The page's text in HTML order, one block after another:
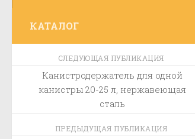
КАТАЛОГ
СЛЕДУЮЩАЯ ПУБЛИКАЦИЯ
Канистродержатель для одной
канистры 20-25 л, нержавеющая
сталь
ПРЕДЫДУЩАЯ ПУБЛИКАЦИЯ